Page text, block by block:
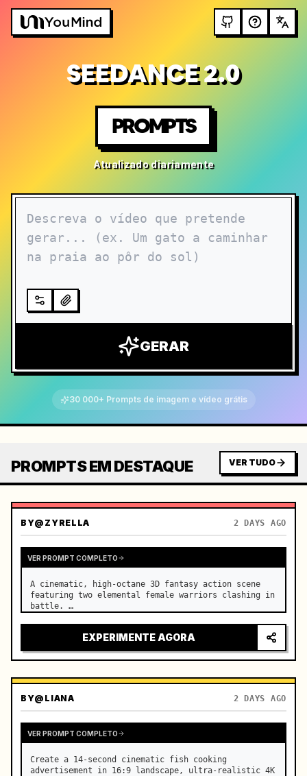
SEEDANCE 2.0
PROMPTS
Atualizado diariamente
GERAR
30 000+ Prompts de imagem e vídeo grátis
PROMPTS EM DESTAQUE VER TUDO
BY@ZYRELLA 2 DAYS AGO
VER PROMPT COMPLETO
A cinematic, high-octane 3D fantasy action scene
featuring two elemental female warriors clashing in
battle. …
EXPERIMENTE AGORA
BY@LIANA 2 DAYS AGO
VER PROMPT COMPLETO
Create a 14-second cinematic fish cooking
advertisement in 16:9 landscape, ultra-realistic 4K